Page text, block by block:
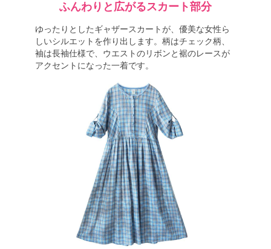
ふんわりと広がるスカート部分
ゆったりとしたギャザースカートが、優美な女性ら
しいシルエットを作り出します。柄はチェック柄、
袖は長袖仕様で、ウエストのリボンと裾のレースが
アクセントになった一着です。